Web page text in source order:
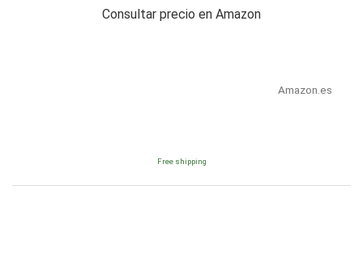
Consultar precio en Amazon
Amazon.es
Free shipping